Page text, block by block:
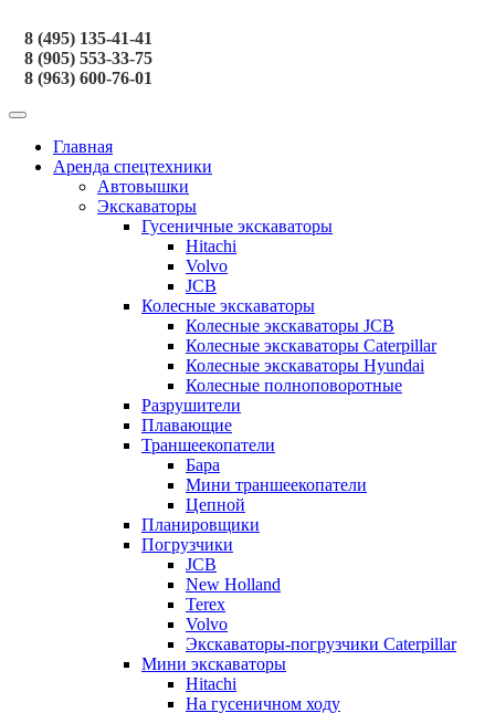
8 (495) 135-41-41
8 (905) 553-33-75
8 (963) 600-76-01
Главная
Аренда спецтехники
Автовышки
Экскаваторы
Гусеничные экскаваторы
Hitachi
Volvo
JCB
Колесные экскаваторы
Колесные экскаваторы JCB
Колесные экскаваторы Caterpillar
Колесные экскаваторы Hyundai
Колесные полноповоротные
Разрушители
Плавающие
Траншеекопатели
Бара
Мини траншеекопатели
Цепной
Планировщики
Погрузчики
JCB
New Holland
Terex
Volvo
Экскаваторы-погрузчики Caterpillar
Мини экскаваторы
Hitachi
На гусеничном ходу